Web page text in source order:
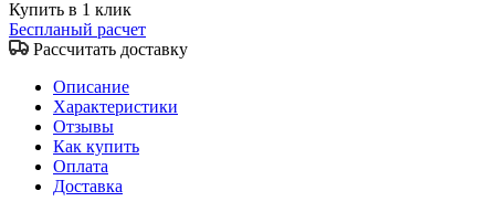
Купить в 1 клик
Беспланый расчет
Рассчитать доставку
Описание
Характеристики
Отзывы
Как купить
Оплата
Доставка